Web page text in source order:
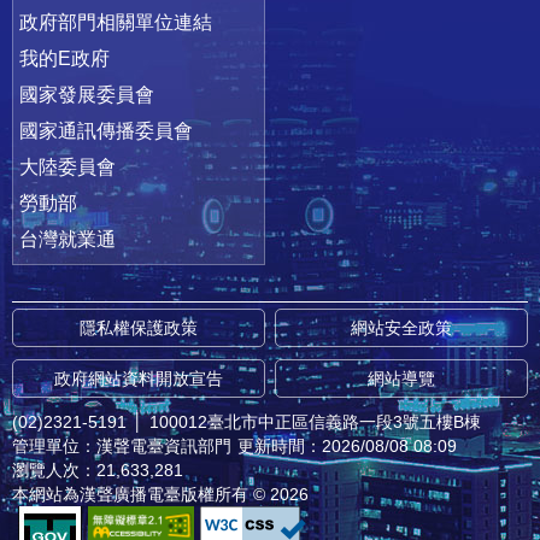
政府部門相關單位連結
我的E政府
國家發展委員會
國家通訊傳播委員會
大陸委員會
勞動部
台灣就業通
隱私權保護政策 網站安全政策
政府網站資料開放宣告 網站導覽
(02)2321-5191 │ 100012臺北市中正區信義路一段3號五樓B棟
管理單位：漢聲電臺資訊部門 更新時間：2026/08/08 08:09
瀏覽人次：21,633,281
本網站為漢聲廣播電臺版權所有 © 2026